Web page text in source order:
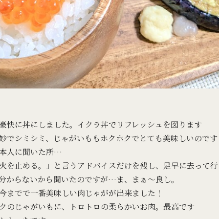
快に丼にしました。イクラ丼でリフレッシュを図ります
でシミシミ、じゃがいももホクホクでとても美味しいのです
人に聞いた所…
を止める。」と言うアドバイスだけを残し、足早に去って
からないから聞いたのですが…ま、まぁ～良し。
までで一番美味しい肉じゃがが出来ました！
のじゃがいもに、トロトロの柔らかいお肉。最高です